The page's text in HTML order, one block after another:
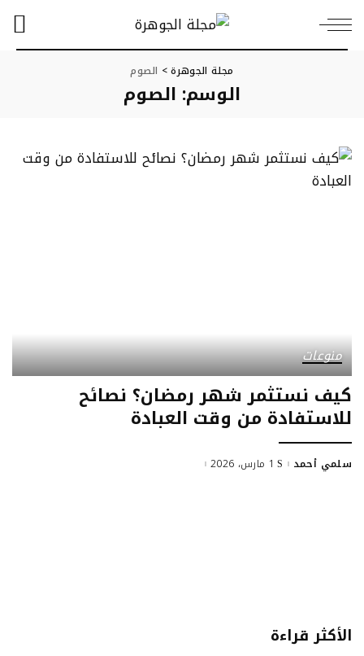
مجلة الجوهرة> الصوم
الوسم: الصوم
منوعات
كيف نستثمر شهر رمضان؟ نصائح
للاستفادة من وقت العبادة
سلمي أحمد 1 مارس، 2026
الأكثر قراءة